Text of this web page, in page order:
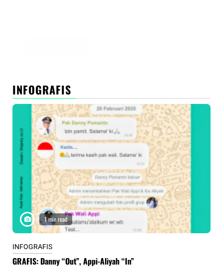
INFOGRAFIS
1 min read
INFOGRAFIS
GRAFIS: Danny “Out”, Appi-Aliyah “In”